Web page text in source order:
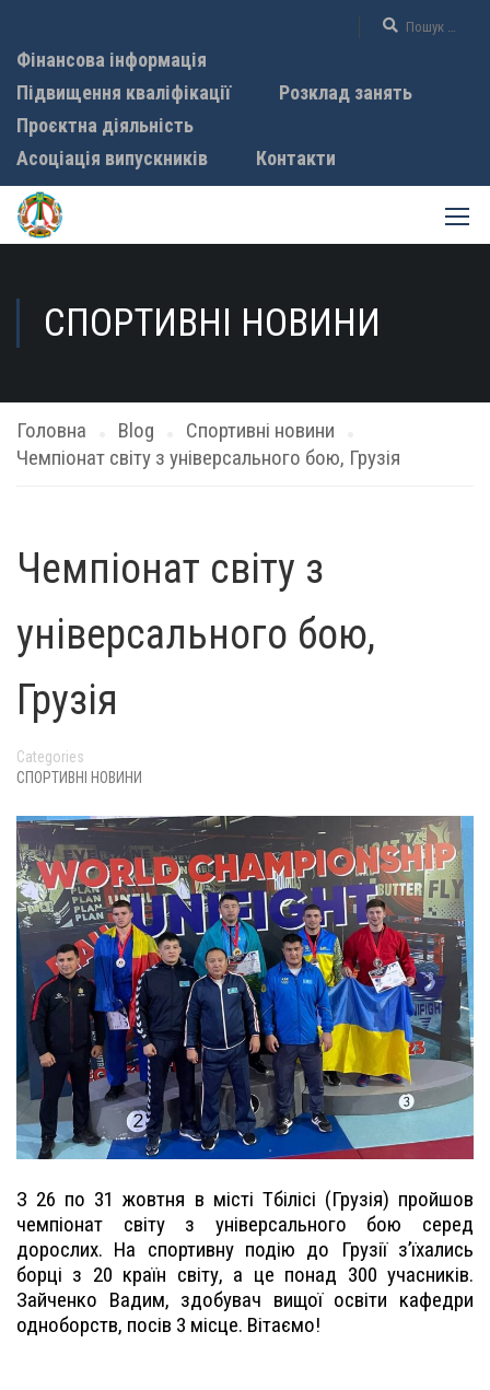
Фінансова інформація
Підвищення кваліфікації
Розклад занять
Проєктна діяльність
Асоціація випускників
Контакти
СПОРТИВНІ НОВИНИ
Головна Blog
Спортивні новини
Чемпіонат світу з універсального бою, Грузія
Чемпіонат світу з
універсального бою,
Грузія
Categories
СПОРТИВНІ НОВИНИ
З 26 по 31 жовтня в місті Тбілісі (Грузія) пройшов
чемпіонат світу з універсального бою серед
дорослих. На спортивну подію до Грузії зʼїхались
борці з 20 країн світу, а це понад 300 учасників.
Зайченко Вадим, здобувач вищої освіти кафедри
одноборств, посів 3 місце. Вітаємо!